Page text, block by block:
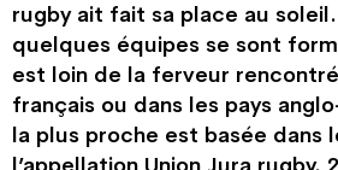
rugby ait fait sa place au
quelques équipes se sont
est loin de la ferveur
français ou dans les pays
la plus proche est basée dans